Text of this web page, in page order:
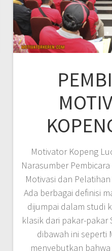
Motivator Kopeng
Narasumber
Motivasi dan
Ada berbagai definisi
dijumpai dalam studi
klasik dari pakar-pakar
dibawah ini seperti
menyebutkan